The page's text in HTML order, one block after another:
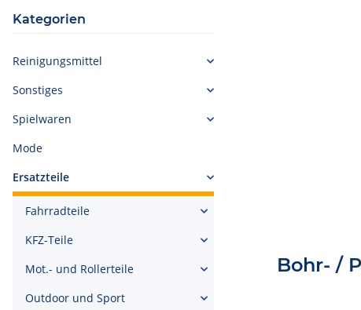
Bohr- /
Kategorien
Reinigungsmittel
Sonstiges
Spielwaren
Mode
Ersatzteile
Fahrradteile
KFZ-Teile
Mot.- und Rollerteile
Outdoor und Sport